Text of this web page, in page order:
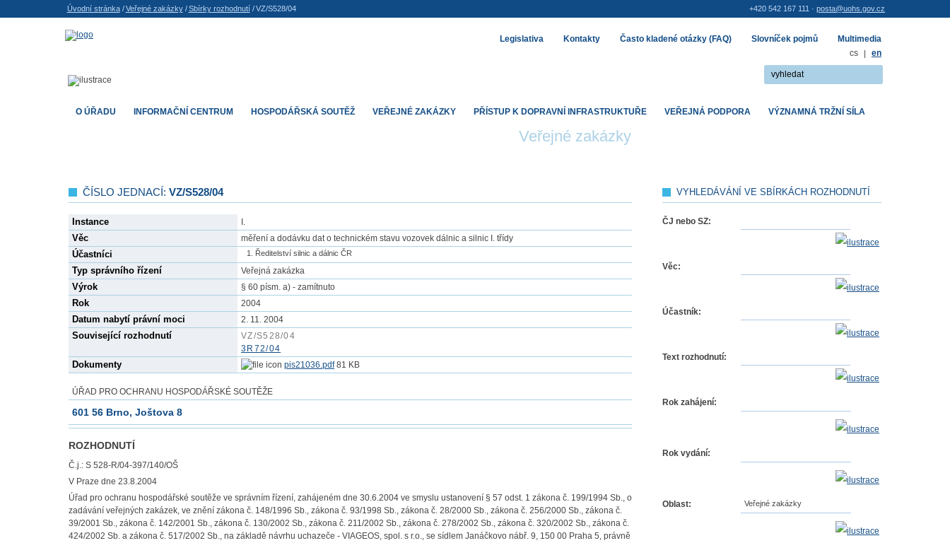
Veřejné zakázky
ČÍSLO JEDNACÍ: VZ/S528/04
Instance I.
Věc měření a dodávku dat o technickém stavu vozovek dálnic a silnic I. třídy
Účastníci Ředitelství silnic a dálnic ČR
Typ správního řízení Veřejná zakázka
Výrok § 60 písm. a) - zamítnuto
Rok 2004
Datum nabytí právní moci 2. 11. 2004
Související rozhodnutí
VZ/S528/04
3R72/04
Dokumenty pis21036.pdf81 KB
ÚŘAD PRO OCHRANU HOSPODÁŘSKÉ SOUTĚŽE
601 56 Brno, Joštova 8
ROZHODNUTÍ
Č.j.: S 528-R/04-397/140/OŠ
V Praze dne 23.8.2004
Úřad pro ochranu hospodářské soutěže ve správním řízení, zahájeném dne 30.6.2004 ve smyslu ustanovení § 57 odst. 1 zákona č. 199/1994 Sb., o
zadávání veřejných zakázek, ve znění zákona č. 148/1996 Sb., zákona č. 93/1998 Sb., zákona č. 28/2000 Sb., zákona č. 256/2000 Sb., zákona č.
39/2001 Sb., zákona č. 142/2001 Sb., zákona č. 130/2002 Sb., zákona č. 211/2002 Sb., zákona č. 278/2002 Sb., zákona č. 320/2002 Sb., zákona č.
424/2002 Sb. a zákona č. 517/2002 Sb., na základě návrhu uchazeče - VIAGEOS, spol. s r.o., se sídlem Janáčkovo nábř. 9, 150 00 Praha 5, právně
VYHLEDÁVÁNÍ VE SBÍRKÁCH ROZHODNUTÍ
ČJ nebo SZ:
Věc:
Účastník:
Text rozhodnutí:
Rok zahájení:
Rok vydání:
Oblast: Veřejné zakázky
O ÚŘADU INFORMAČNÍ CENTRUM HOSPODÁŘSKÁ SOUTĚŽ VEŘEJNÉ ZAKÁZKY PŘÍSTUP K DOPRAVNÍ INFRASTRUKTUŘE VEŘEJNÁ PODPORA VÝZNAMNÁ TRŽNÍ SÍLA
Legislativa Kontakty Často kladené otázky (FAQ) Slovníček pojmů
Multimedia
cs
| en
Úvodní stránka/ Veřejné zakázky/ Sbírky rozhodnutí/ VZ/S528/04 +420 542 167 111 · posta@uohs.gov.cz